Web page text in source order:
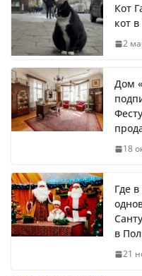
Кот
кот
2
Дом
18
Где
в
21